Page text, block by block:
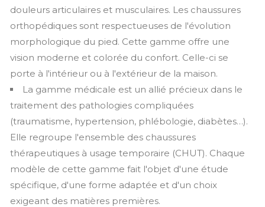
douleurs articulaires et musculaires. Les chaussures
orthopédiques sont respectueuses de l'évolution
morphologique du pied. Cette gamme offre une
vision moderne et colorée du confort. Celle-ci se
porte à l'intérieur ou à l'extérieur de la maison.
La gamme médicale est un allié précieux dans le
traitement des pathologies compliquées
(traumatisme, hypertension, phlébologie, diabètes…).
Elle regroupe l'ensemble des chaussures
thérapeutiques à usage temporaire (CHUT). Chaque
modèle de cette gamme fait l'objet d'une étude
spécifique, d'une forme adaptée et d'un choix
exigeant des matières premières.